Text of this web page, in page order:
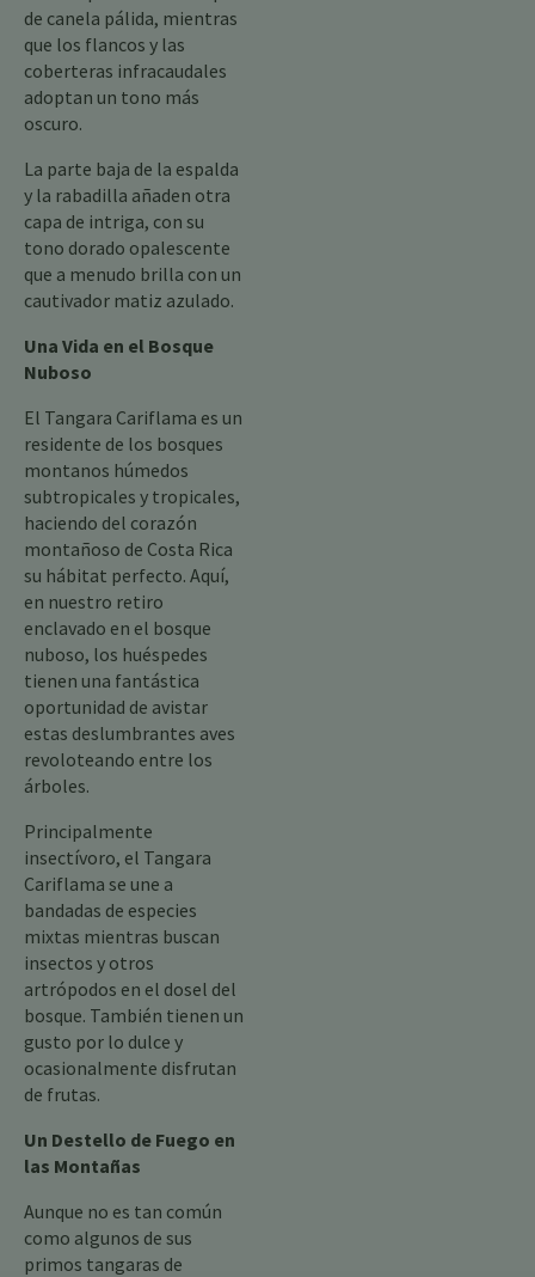
de canela pálida, mientras
que los flancos y las
coberteras infracaudales
adoptan un tono más
oscuro.
La parte baja de la espalda
y la rabadilla añaden otra
capa de intriga, con su
tono dorado opalescente
que a menudo brilla con un
cautivador matiz azulado.
Una Vida en el Bosque
Nuboso
El Tangara Cariflama es un
residente de los bosques
montanos húmedos
subtropicales y tropicales,
haciendo del corazón
montañoso de Costa Rica
su hábitat perfecto. Aquí,
en nuestro retiro
enclavado en el bosque
nuboso, los huéspedes
tienen una fantástica
oportunidad de avistar
estas deslumbrantes aves
revoloteando entre los
árboles.
Principalmente
insectívoro, el Tangara
Cariflama se une a
bandadas de especies
mixtas mientras buscan
insectos y otros
artrópodos en el dosel del
bosque. También tienen un
gusto por lo dulce y
ocasionalmente disfrutan
de frutas.
Un Destello de Fuego en
las Montañas
Aunque no es tan común
como algunos de sus
primos tangaras de